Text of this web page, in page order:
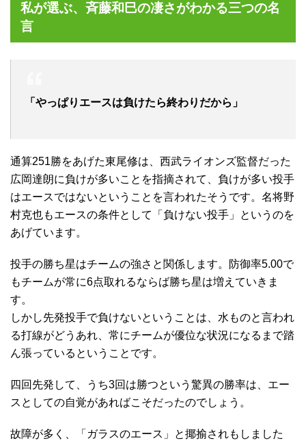
私が選ぶ、斉藤和巳の凄さがわかる三つの名
言
「やっぱりエースは負けたら終わりだから」
通算251勝をあげた東尾修は、西武ライオンズ監督だった
広岡達朗に負けが多いことを指摘されて、負けが多い投手
はエースではないということを言われたそうです。名将野
村克也もエースの条件として「負けない投手」というのを
あげています。
投手の勝ち星はチームの強さと関係します。防御率5.00で
もチームが常に6点取れるならば勝ち星は増えていきま
す。
しかし先発投手で負けないということは、水ものと言われ
る打線がどうあれ、常にチームが優位な状況になるまで踏
ん張っているということです。
四回先発して、うち3回は勝つという驚異の勝率は、エー
スとしての自覚があればこそだったのでしょう。
故障が多く、「ガラスのエース」と揶揄されもしました